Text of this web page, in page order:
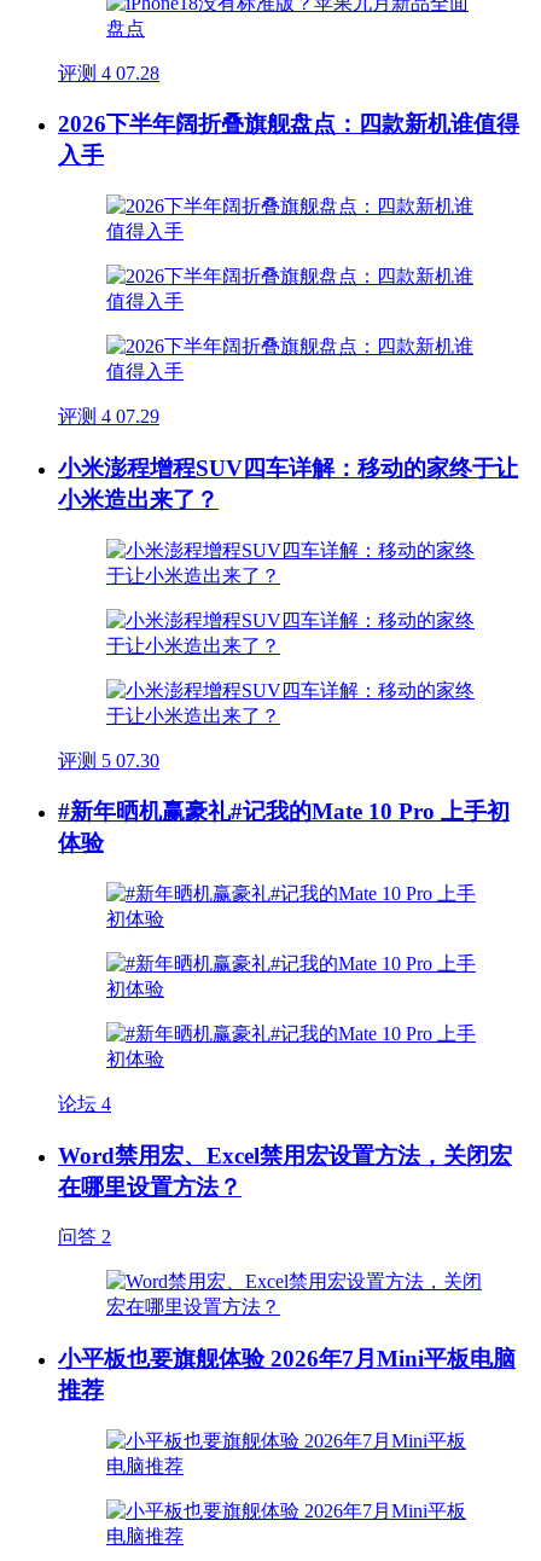
评测 4 07.28
2026下半年阔折叠旗舰盘点：四款新机谁值得
入手
评测 4 07.29
小米澎程增程SUV四车详解：移动的家终于让
小米造出来了？
评测 5 07.30
#新年晒机赢豪礼#记我的Mate 10 Pro 上手初
体验
论坛 4
Word禁用宏、Excel禁用宏设置方法，关闭宏
在哪里设置方法？
问答 2
小平板也要旗舰体验 2026年7月Mini平板电脑
推荐